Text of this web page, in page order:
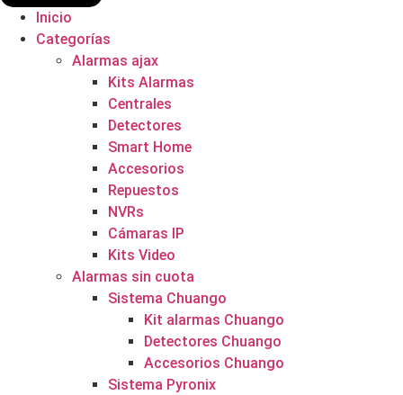
Inicio
Categorías
Alarmas ajax
Kits Alarmas
Centrales
Detectores
Smart Home
Accesorios
Repuestos
NVRs
Cámaras IP
Kits Video
Alarmas sin cuota
Sistema Chuango
Kit alarmas Chuango
Detectores Chuango
Accesorios Chuango
Sistema Pyronix